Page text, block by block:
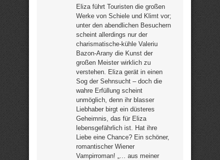
Eliza führt Touristen die großen
Werke von Schiele und Klimt vor;
unter den abendlichen Besuchern
scheint allerdings nur der
charismatische-kühle Valeriu
Bazon-Arany die Kunst der
großen Meister wirklich zu
verstehen. Eliza gerät in einen
Sog der Sehnsucht – doch die
wahre Erfüllung scheint
unmöglich, denn ihr blasser
Liebhaber birgt ein düsteres
Geheimnis, das für Eliza
lebensgefährlich ist. Hat ihre
Liebe eine Chance? Ein schöner,
romantischer Wiener
Vampirroman! „… aus meiner